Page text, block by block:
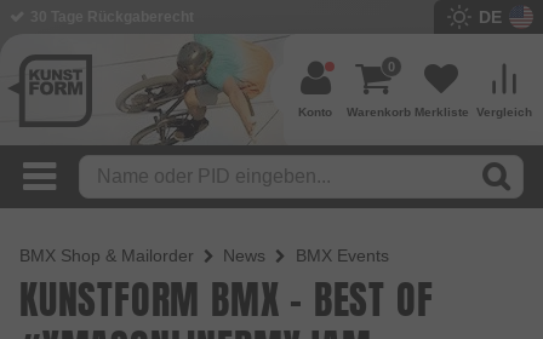
DE
Vergleich
Merkliste
Warenkorb
0
Konto
BMX Shop & Mailorder News BMX Events
KUNSTFORM BMX – BEST OF